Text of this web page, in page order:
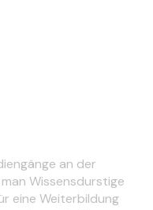
an der
Wissensdurstige
eine Weiterbildung